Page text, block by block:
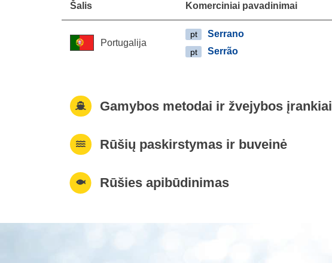
Šalis Komerciniai pavadinimai
Portugalija
pt Serrano
pt Serrão
Gamybos metodai ir žvejybos įrankiai
Rūšių paskirstymas ir buveinė
Rūšies apibūdinimas